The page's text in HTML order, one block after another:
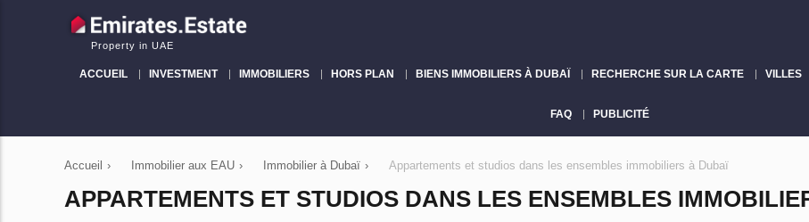
Property in UAE
ACCUEIL INVESTMENT IMMOBILIERS HORS PLAN BIENS IMMOBILIERS À DUBAÏ RECHERCHE SUR LA CARTE VILLES
FAQ PUBLICITÉ
Accueil › Immobilier aux EAU › Immobilier à Dubaï › Appartements et studios dans les ensembles immobiliers à Dubaï
APPARTEMENTS ET STUDIOS DANS LES ENSEMBLES